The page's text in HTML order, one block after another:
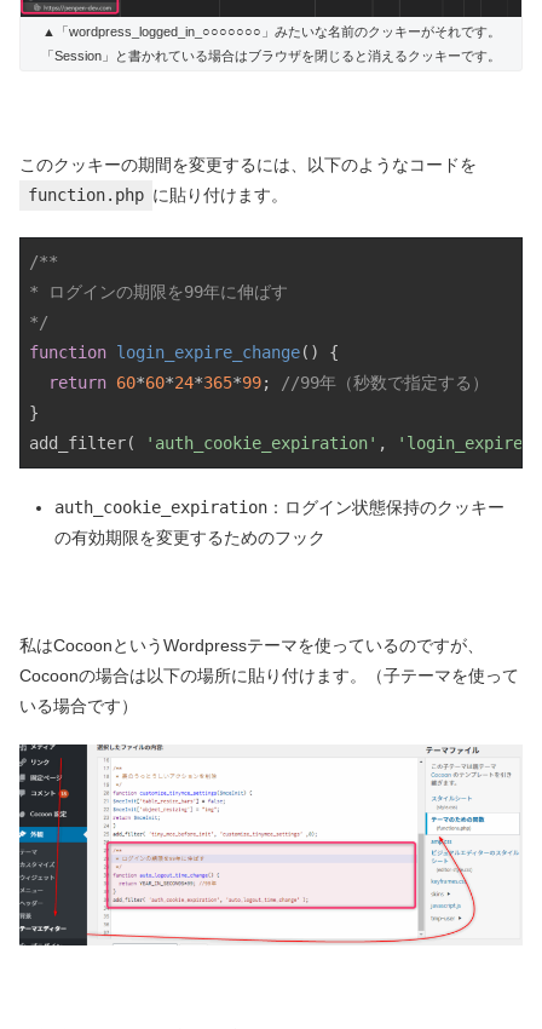
▲「wordpress_logged_in_○○○○○○○」みたいな名前のクッキーがそれです。
「Session」と書かれている場合はブラウザを閉じると消えるクッキーです。
このクッキーの期間を変更するには、以下のようなコードを
function.php に貼り付けます。
/**
* ログインの期限を99年に伸ばす
*/
function login_expire_change( ) {
return 60*60*24*365*99;
//99年（秒数で指定する）
}
add_filter(
'auth_cookie_expiration' ,
auth_cookie_expiration：ログイン状態保持のクッキー
の有効期限を変更するためのフック
私はCocoonというWordpressテーマを使っているのですが、
Cocoonの場合は以下の場所に貼り付けます。（子テーマを使って
いる場合です）